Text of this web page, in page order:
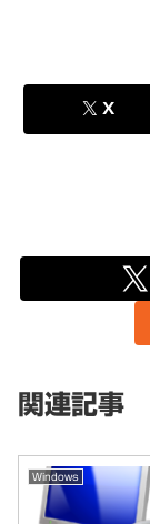
X
関連記事
Windows